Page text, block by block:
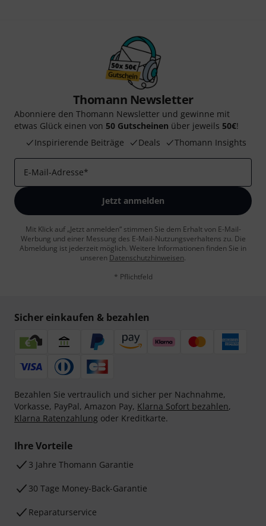
Thomann Newsletter
Abonniere den Thomann Newsletter und gewinne mit
etwas Glück einen von 50 Gutscheinen über jeweils 50€!
Inspirierende Beiträge
Deals Thomann Insights
E-Mail-Adresse*
Jetzt anmelden
Mit Klick auf „Jetzt anmelden“ stimmen Sie dem Erhalt von E-Mail-
Werbung und einer Messung des E-Mail-Nutzungsverhaltens zu. Die
Abmeldung ist jederzeit möglich. Weitere Informationen finden Sie in
unseren Datenschutzhinweisen.
* Pflichtfeld
Sicher einkaufen & bezahlen
Bezahlen Sie vertraulich und sicher per Nachnahme,
Vorkasse, PayPal, Amazon Pay, Klarna Sofort bezahlen,
Klarna Ratenzahlung oder Kreditkarte.
Ihre Vorteile
3 Jahre Thomann Garantie
30 Tage Money-Back-Garantie
Reparaturservice